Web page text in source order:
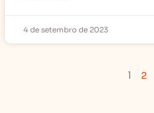
4 de setembro de 2023
1 2